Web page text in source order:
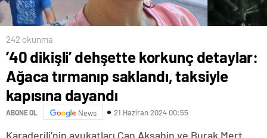
242 okunma
’40 dikişli’ dehşette korkunç detaylar:
Ağaca tırmanıp saklandı, taksiyle
kapısına dayandı
ABONE OL News 21 Haziran 2024 00:55
Karaderili’nin avukatları Can Akşahin ve Burak Mert